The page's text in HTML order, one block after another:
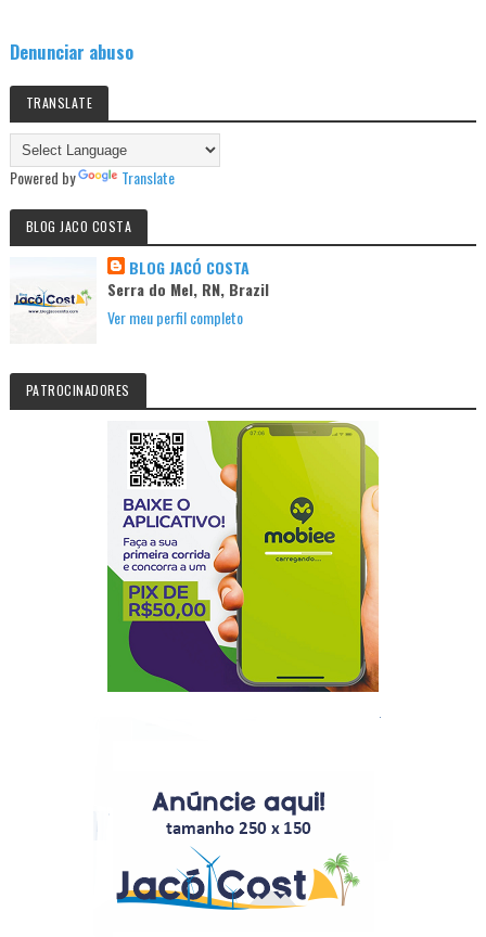
Denunciar abuso
TRANSLATE
Powered by Translate
BLOG JACO COSTA
BLOG JACÓ COSTA
Serra do Mel, RN, Brazil
Ver meu perfil completo
PATROCINADORES